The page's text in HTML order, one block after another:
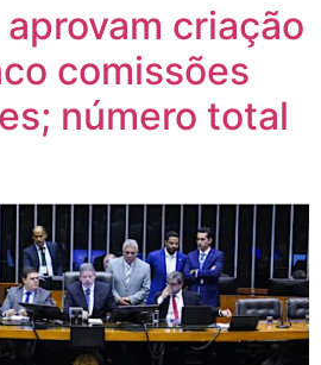
criação
comissões
número total